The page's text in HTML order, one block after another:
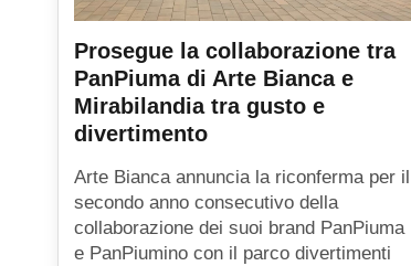
Prosegue la collaborazione tra
PanPiuma di Arte Bianca e
Mirabilandia tra gusto e
divertimento
Arte Bianca annuncia la riconferma per il
secondo anno consecutivo della
collaborazione dei suoi brand PanPiuma
e PanPiumino con il parco divertimenti